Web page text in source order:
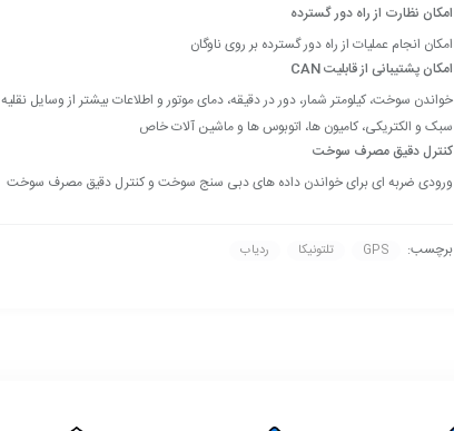
امکان نظارت از راه دور گسترده
امکان انجام عملیات از راه دور گسترده بر روی ناوگان
امکان پشتیبانی از قابلیت CAN
خواندن سوخت، کیلومتر شمار، دور در دقیقه، دمای موتور و اطلاعات بیشتر از وسایل نقلیه
سبک و الکتریکی، کامیون ها، اتوبوس ها و ماشین آلات خاص
کنترل دقیق مصرف سوخت
ورودی ضربه ای برای خواندن داده های دبی سنج سوخت و کنترل دقیق مصرف سوخت
برچسب: GPS تلتونیکا ردیاب